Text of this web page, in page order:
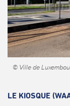
© Ville de
LE KIOSQUE